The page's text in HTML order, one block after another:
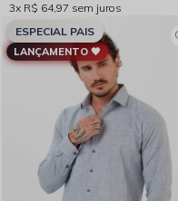
3x R$ 64,97 sem juros
LANÇAMENTO 🖤
ESPECIAL PAIS